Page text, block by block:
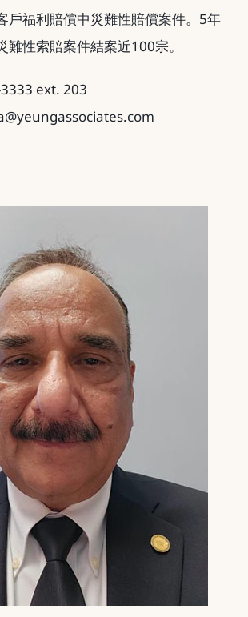
戶福利賠償中災難性賠償案件。5年
難性索賠案件結案近100宗。
ext. 203